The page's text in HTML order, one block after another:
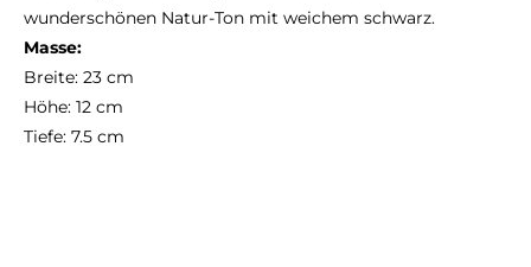
wunderschönen Natur-Ton mit weichem schwarz.
Masse:
Breite: 23 cm
Höhe: 12 cm
Tiefe: 7.5 cm